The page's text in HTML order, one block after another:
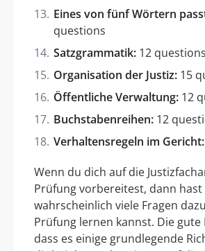
Eines von fünf Wörtern
questions
Satzgrammatik: 12 questions
Organisation der Justiz: 15
Öffentliche Verwaltung: 12
Buchstabenreihen: 12
Verhaltensregeln im Gericht:
Wenn du dich auf die
Prüfung vorbereitest, dann hast
wahrscheinlich viele Fragen
Prüfung lernen kannst. Die
dass es einige grundlegende